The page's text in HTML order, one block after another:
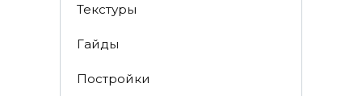
Текстуры
Гайды
Постройки